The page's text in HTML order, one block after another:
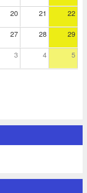
20 21 22
27 28 29
3 4 5